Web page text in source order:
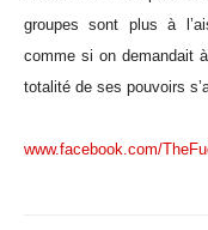
groupes sont plus à
comme si on demandait
totalité de ses pouvoirs
www.facebook.com/